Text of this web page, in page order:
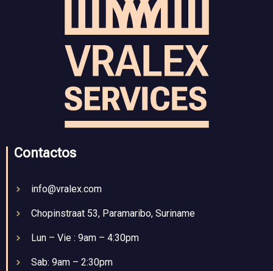
Contactos
info@vralex.com
Chopinstraat 53, Paramaribo, Suriname
Lun – Vie : 9am – 4:30pm
Sab: 9am – 2:30pm